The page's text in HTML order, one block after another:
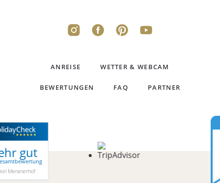
ANREISE WETTER & WEBCAM
BEWERTUNGEN FAQ PARTNER
Sehr
gut
Gesamtbewertung